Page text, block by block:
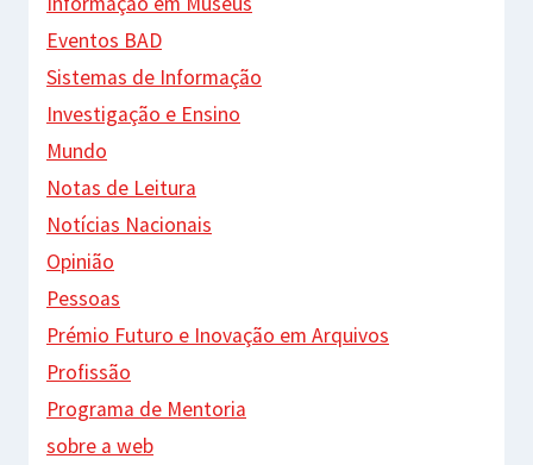
Eventos BAD
Sistemas de Informação
Investigação e Ensino
Mundo
Notas de Leitura
Notícias Nacionais
Opinião
Pessoas
Prémio Futuro e Inovação em Arquivos
Profissão
Programa de Mentoria
sobre a web